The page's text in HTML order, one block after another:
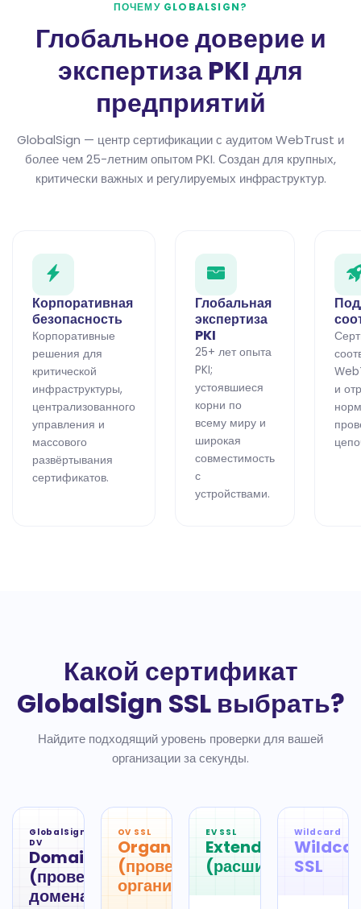
ПОЧЕМУ GLOBALSIGN?
Глобальное доверие и
экспертиза PKI для
предприятий
GlobalSign — центр сертификации с аудитом WebTrust и
более чем 25-летним опытом PKI. Создан для крупных,
критически важных и регулируемых инфраструктур.
Корпоративная
безопасность
Корпоративные
решения для
критической
инфраструктуры,
централизованного
управления и
массового
развёртывания
сертификатов.
Глобальная
экспертиза
PKI
25+ лет опыта
PKI;
устоявшиеся
корни по
всему миру и
широкая
совместимость
с
устройствами.
и
Какой сертификат
GlobalSign SSL выбрать?
Найдите подходящий уровень проверки для вашей
организации за секунды.
GlobalSign
DV
DomainSSL
(проверка
домена)
OV SSL
OrganizationSSL
(проверка
организации)
EV SSL
ExtendedSSL
(расширенная)
Wildcard
SSL